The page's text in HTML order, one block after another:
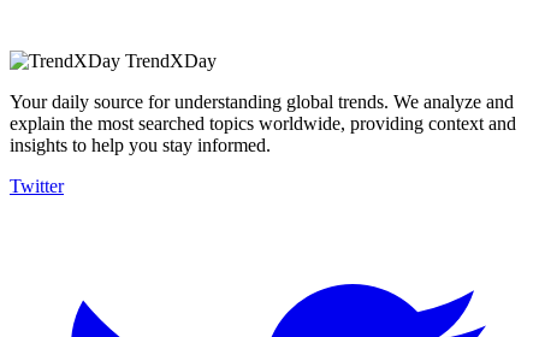
TrendXDay
Your daily source for understanding global trends. We analyze and
explain the most searched topics worldwide, providing context and
insights to help you stay informed.
Twitter